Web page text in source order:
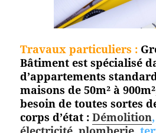
Travaux particuliers :
Bâtiment est spécialisé
d’appartements
maisons de 50m² à
besoin de toutes sortes
corps d’état : Démolition